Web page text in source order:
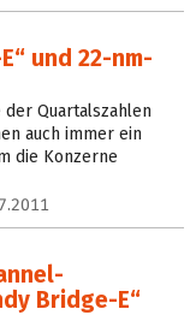
und 22-nm-
Quartalszahlen
auch immer ein
die Konzerne
Bridge-E“